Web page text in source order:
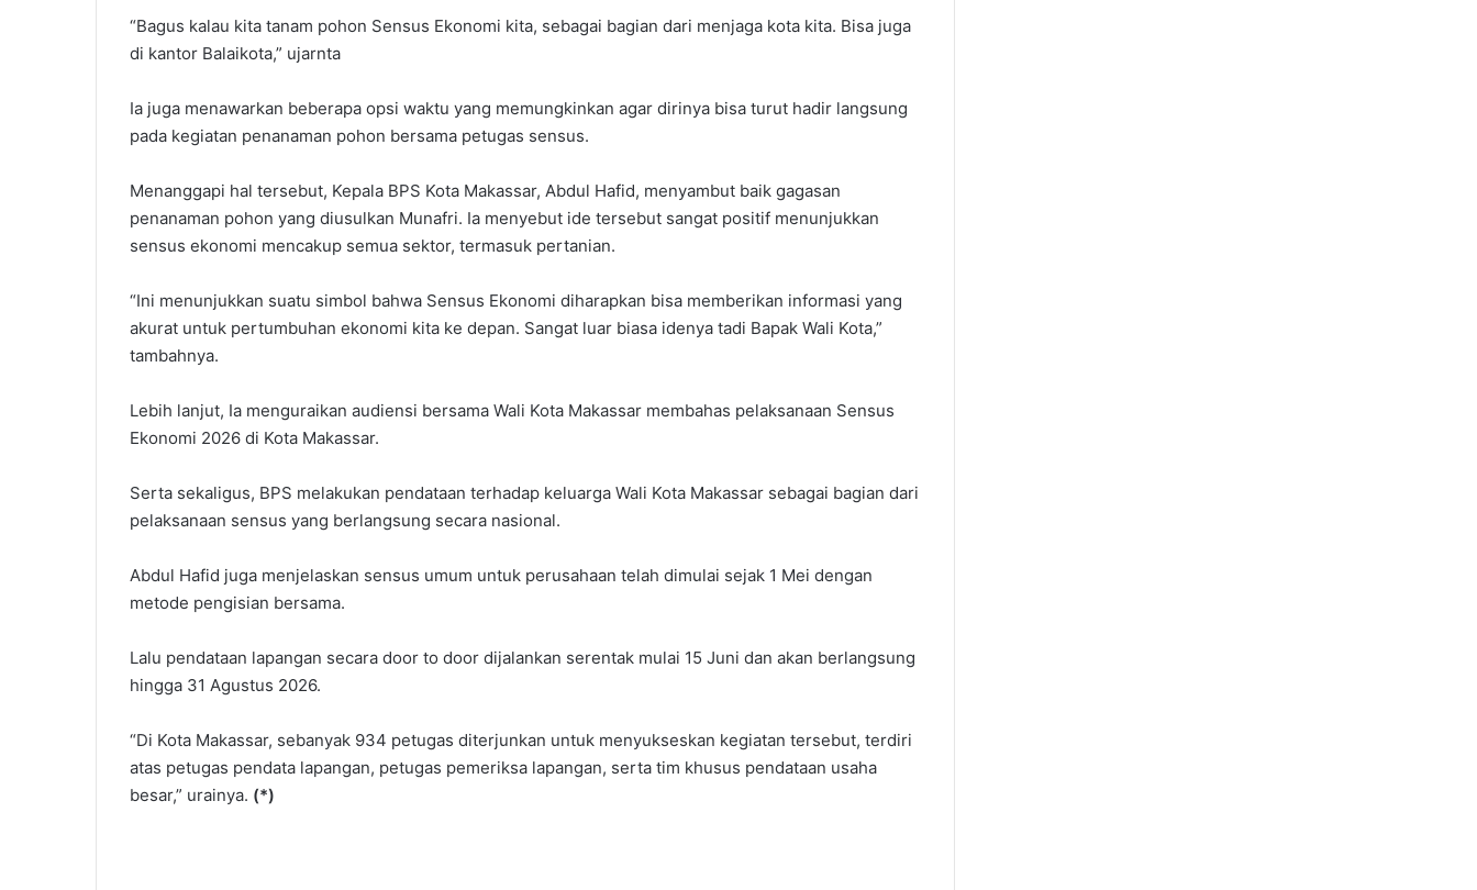
“Bagus kalau kita tanam pohon Sensus Ekonomi kita, sebagai bagian dari menjaga kota kita. Bisa juga
di kantor Balaikota,” ujarnta
Ia juga menawarkan beberapa opsi waktu yang memungkinkan agar dirinya bisa turut hadir langsung
pada kegiatan penanaman pohon bersama petugas sensus.
Menanggapi hal tersebut, Kepala BPS Kota Makassar, Abdul Hafid, menyambut baik gagasan
penanaman pohon yang diusulkan Munafri. Ia menyebut ide tersebut sangat positif menunjukkan
sensus ekonomi mencakup semua sektor, termasuk pertanian.
“Ini menunjukkan suatu simbol bahwa Sensus Ekonomi diharapkan bisa memberikan informasi yang
akurat untuk pertumbuhan ekonomi kita ke depan. Sangat luar biasa idenya tadi Bapak Wali Kota,”
tambahnya.
Lebih lanjut, Ia menguraikan audiensi bersama Wali Kota Makassar membahas pelaksanaan Sensus
Ekonomi 2026 di Kota Makassar.
Serta sekaligus, BPS melakukan pendataan terhadap keluarga Wali Kota Makassar sebagai bagian dari
pelaksanaan sensus yang berlangsung secara nasional.
Abdul Hafid juga menjelaskan sensus umum untuk perusahaan telah dimulai sejak 1 Mei dengan
metode pengisian bersama.
Lalu pendataan lapangan secara door to door dijalankan serentak mulai 15 Juni dan akan berlangsung
hingga 31 Agustus 2026.
“Di Kota Makassar, sebanyak 934 petugas diterjunkan untuk menyukseskan kegiatan tersebut, terdiri
atas petugas pendata lapangan, petugas pemeriksa lapangan, serta tim khusus pendataan usaha
besar,” urainya. (*)